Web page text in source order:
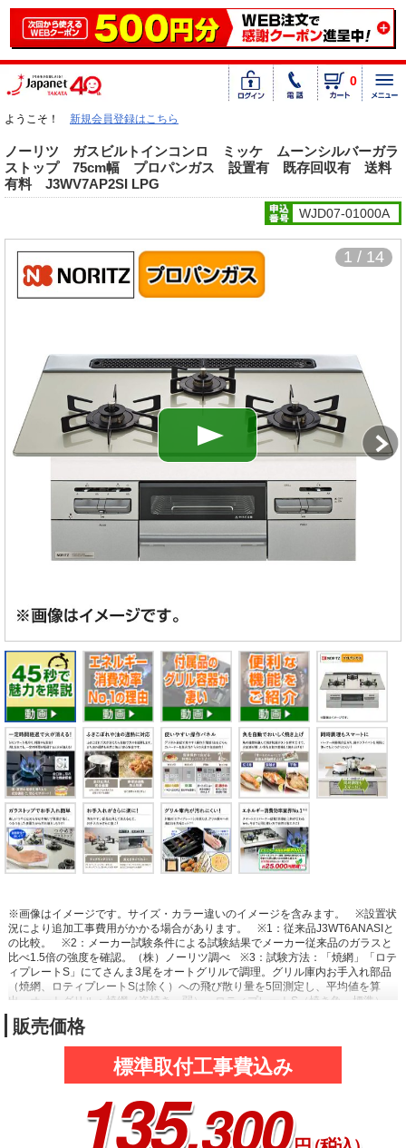
0
ようこそ！ 新規会員登録はこちら
ノーリツ ガスビルトインコンロ ミッケ ムーンシルバーガラ
ストップ 75cm幅 プロパンガス 設置有 既存回収有 送料
有料 J3WV7AP2SI LPG
WJD07-01000A
1 / 14
※画像はイメージです。サイズ・カラー違いのイメージを含みます。
※設置状
況により追加工事費用がかかる場合があります。
※1：従来品J3WT6ANASIと
の比較。
※2：メーカー試験条件による試験結果でメーカー従来品のガラスと
比べ1.5倍の強度を確認。（株）ノーリツ調べ
※3：試験方法：「焼網」「ロテ
ィプレートS」にてさんま3尾をオートグリルで調理。グリル庫内お手入れ部品
（焼網、ロティプレートSは除く）への飛び散り量を5回測定し、平均値を算
出。オートグリル：焼網（姿焼き・弱）、ロティプレートS（焼き魚・標準）。
（株）ノーリツ調べ
点。
※5：年間ガス使用量3人家族想定：年間コンロ部出力1400MJ/年・世
帯。1世帯≒1台のコンロ（省エネ性能カタログ2022年版ガスコンロ・年間の目
安燃料使用量より）。燃料単価はLPガス：5.9円/MJにて算出（LPガス料金はい
ずれも全国平均）。3口コンログリル付きタイプ、2024年5月時点。従来品
販売価格
標準取付工事費込み
135,300